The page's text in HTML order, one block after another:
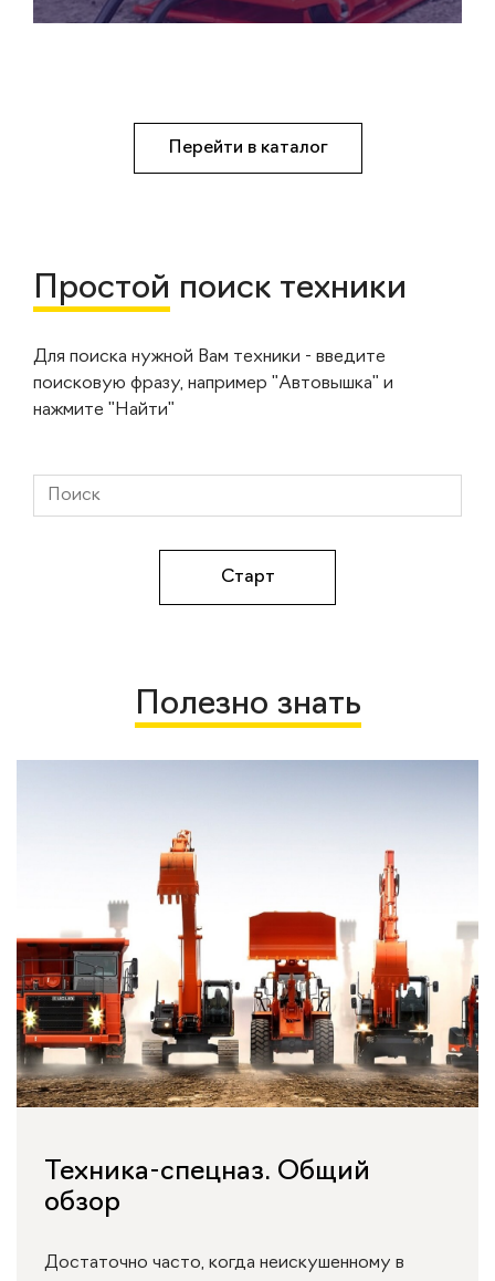
Перейти в каталог
Простой поиск техники
Для поиска нужной Вам техники - введите
поисковую фразу, например "Автовышка" и
нажмите "Найти"
Полезно знать
Техника-спецназ. Общий
обзор
Достаточно часто, когда неискушенному в